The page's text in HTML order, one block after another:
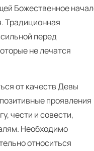
Божественное
Традиционная
перед
не лечатся
от качеств Девы
проявления
чести и совести,
Необходимо
относиться